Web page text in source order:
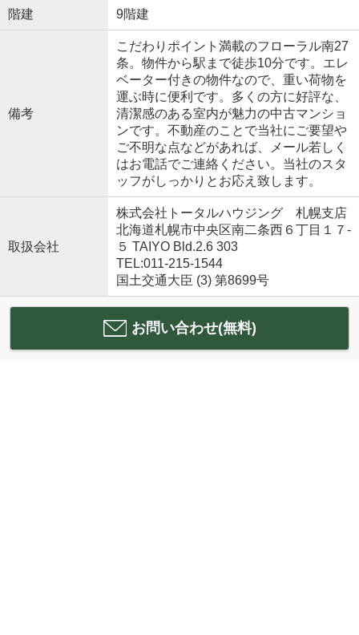
階建 9階建
備考
こだわりポイント満載のフローラル南27
条。物件から駅まで徒歩10分です。エレ
ベーター付きの物件なので、重い荷物を
運ぶ時に便利です。多くの方に好評な、
清潔感のある室内が魅力の中古マンショ
ンです。不動産のことで当社にご要望や
ご不明な点などがあれば、メール若しく
はお電話でご連絡ください。当社のスタ
ッフがしっかりとお応え致します。
取扱会社
株式会社トータルハウジング 札幌支店
北海道札幌市中央区南二条西６丁目１７‐
５ TAIYO Bld.2.6 303
TEL:011-215-1544
国土交通大臣 (3) 第8699号
お問い合わせ(無料)